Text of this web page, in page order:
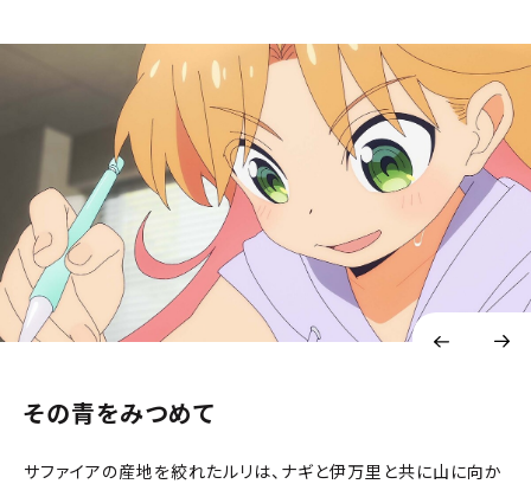
その青をみつめて
サファイアの産地を絞れたルリは、ナギと伊万里と共に山に向か